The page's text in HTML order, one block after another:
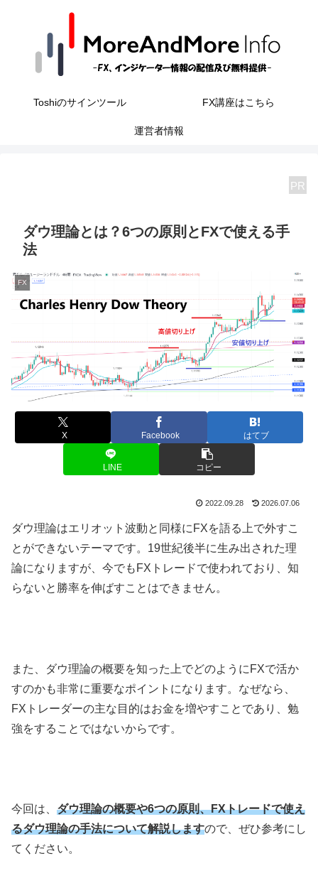
Toshiのサインツール FX講座はこちら
運営者情報
PR
ダウ理論とは？6つの原則とFXで使える手
法
FX
X Facebook はてブ
LINE コピー
2022.09.28 2026.07.06
ダウ理論はエリオット波動と同様に FXを語る上で外すこ
とができないテーマです。 19世紀後半に生み出された理
論になりますが、今でも FX トレードで使われており、知
らないと勝率を伸ばすことはできません。
また、ダウ理論の概要を知った上でどのように FXで活か
すのかも非常に重要なポイントになります。なぜなら、
FX トレーダーの主な目的はお金を増やすことであり、勉
強をすることではないからです。
今回は、 ダウ理論の概要や6つの原則、FXトレードで使え
るダウ理論の手法について解説しますので、ぜひ参考にし
てください。